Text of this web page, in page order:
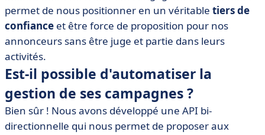
permet de nous positionner en un véritable tiers de
confiance et être force de proposition pour nos
annonceurs sans être juge et partie dans leurs
activités.
Est-il possible d'automatiser la
gestion de ses campagnes ?
Bien sûr ! Nous avons développé une API bi-
directionnelle qui nous permet de proposer aux